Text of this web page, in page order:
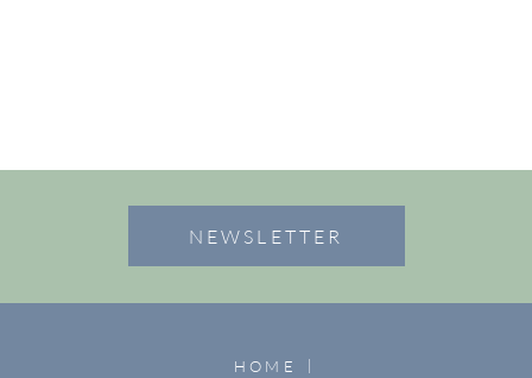
NEWSLETTER
HOME